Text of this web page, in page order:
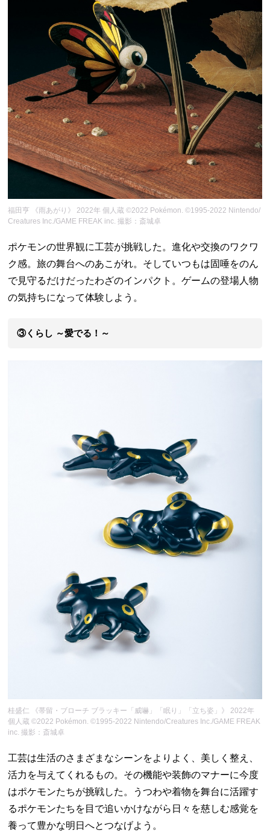
福田亨 《雨あがり》 2022年 個人蔵 ©2022 Pokémon. ©1995-2022 Nintendo/
Creatures Inc./GAME FREAK inc. 撮影：斎城卓
ポケモンの世界観に工芸が挑戦した。進化や交換のワクワ
ク感。旅の舞台へのあこがれ。そしていつもは固唾をのん
で見守るだけだったわざのインパクト。ゲームの登場人物
の気持ちになって体験しよう。
③くらし ～愛でる！～
桂盛仁 《帯留・ブローチ ブラッキー「威嚇」「眠り」「立ち姿」》 2022年
個人蔵 ©2022 Pokémon. ©1995-2022 Nintendo/Creatures Inc./GAME FREAK
inc. 撮影：斎城卓
工芸は生活のさまざまなシーンをよりよく、美しく整え、
活力を与えてくれるもの。その機能や装飾のマナーに今度
はポケモンたちが挑戦した。うつわや着物を舞台に活躍す
るポケモンたちを目で追いかけながら日々を慈しむ感覚を
養って豊かな明日へとつなげよう。